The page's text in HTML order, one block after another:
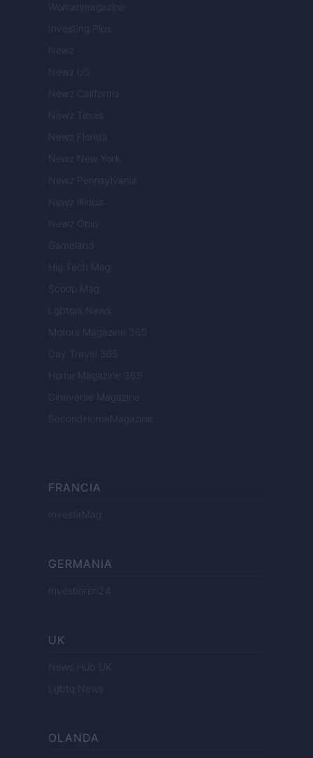
Womanmagazine
Investing Plus
Newz
Newz US
Newz California
Newz Texas
Newz Florida
Newz New York
Newz Pennsylvania
Newz Illinois
Newz Ohio
Gameland
Hig Tech Mag
Scoop Mag
Lgbtqia News
Motors Magazine 365
Day Travel 365
Home Magazine 365
Cineverse Magazine
SecondHomeMagazine
FRANCIA
InvestirMag
GERMANIA
Investieren24
UK
News Hub UK
Lgbtq News
OLANDA